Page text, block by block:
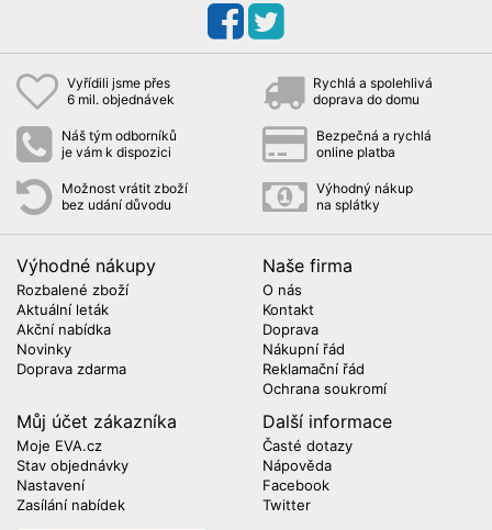
Vyřídili jsme přes
6 mil. objednávek
Rychlá a spolehlivá
doprava do domu
Náš tým odborníků
je vám k dispozici
Bezpečná a rychlá
online platba
Možnost vrátit zboží
bez udání důvodu
Výhodný nákup
na splátky
Výhodné nákupy
Rozbalené zboží
Aktuální leták
Akční nabídka
Novinky
Doprava zdarma
Naše firma
O nás
Kontakt
Doprava
Nákupní řád
Reklamační řád
Ochrana soukromí
Můj účet zákazníka
Moje EVA.cz
Stav objednávky
Nastavení
Zasílání nabídek
Další informace
Časté dotazy
Nápověda
Facebook
Twitter